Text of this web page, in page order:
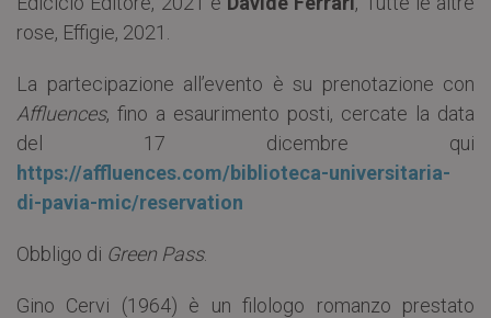
rose, Effigie, 2021.
La partecipazione all’evento è su prenotazione con
Affluences, fino a esaurimento posti, cercate la data
del 17 dicembre qui
https://affluences.com/biblioteca-universitaria-
di-pavia-mic/reservation
Obbligo di Green Pass.
Gino Cervi (1964) è un filologo romanzo prestato